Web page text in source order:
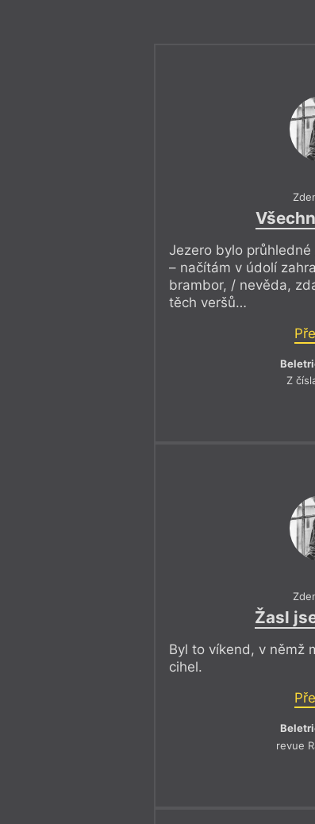
Jezero bylo
– načítám v údolí
brambor, / nevěda,
těch veršů…
Z
Žasl
Byl to víkend, v němž
cihel.
revue